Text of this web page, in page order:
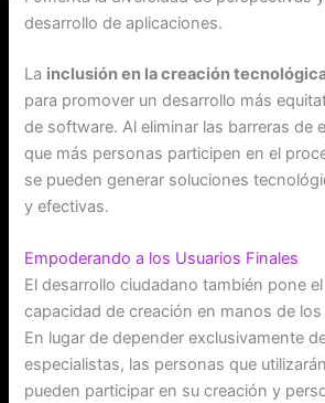
desarrollo de aplicaciones.
La inclusión en la creación
para promover un desarrollo más
de software. Al eliminar las barreras de
que más personas participen en el
se pueden generar soluciones
y efectivas.
Empoderando a los Usuarios Finales
El desarrollo ciudadano también pone
capacidad de creación en manos de
En lugar de depender exclusivamente
especialistas, las personas que
pueden participar en su creación y